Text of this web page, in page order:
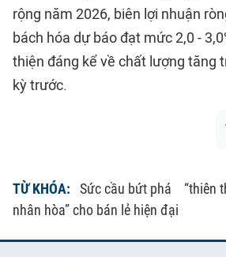
rộng năm 2026, biên lợi nhuận
bách hóa dự báo đạt mức 2,0 -
thiện đáng kể về chất lượng tăng
kỳ trước.
TỪ KHÓA: Sức cầu bứt phá “thiên
nhân hòa” cho bán lẻ hiện đại